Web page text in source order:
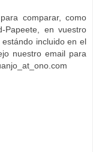
comparar, como
Papeete, en vuestro
incluido en el
nuestro email para